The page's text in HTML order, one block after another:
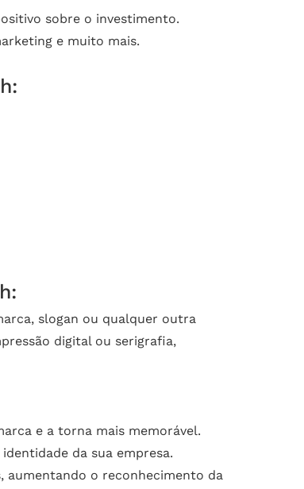
sobre o investimento.
e muito mais.
slogan ou qualquer outra
digital ou serigrafia,
e a torna mais memorável.
da sua empresa.
aumentando o reconhecimento da